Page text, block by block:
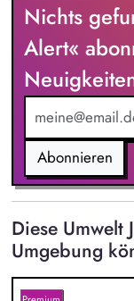
Nichts
Alert«
Abonnieren
Diese
Umgebung